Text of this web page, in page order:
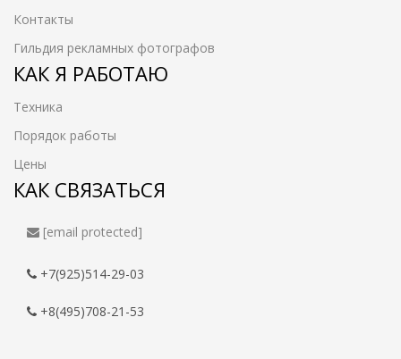
Контакты
Гильдия рекламных фотографов
КАК Я РАБОТАЮ
Техника
Порядок работы
Цены
КАК СВЯЗАТЬСЯ
[email protected]
+7(925)514-29-03
+8(495)708-21-53